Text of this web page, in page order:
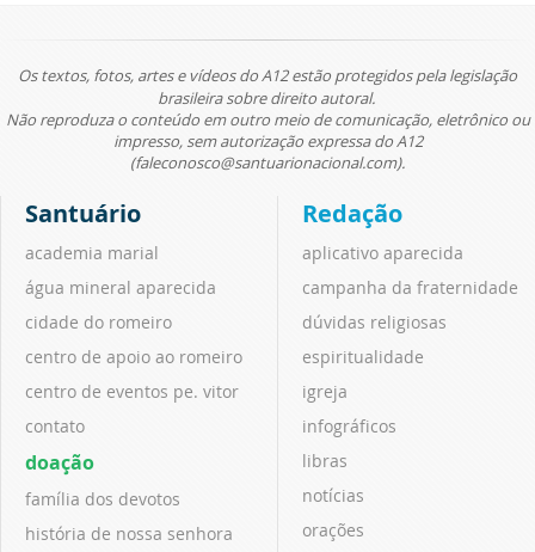
Os textos, fotos, artes e vídeos do A12 estão protegidos pela legislação
brasileira sobre direito autoral.
Não reproduza o conteúdo em outro meio de comunicação, eletrônico ou
impresso, sem autorização expressa do A12
(faleconosco@santuarionacional.com).
Santuário
academia marial
água mineral aparecida
cidade do romeiro
centro de apoio ao romeiro
centro de eventos pe. vitor
contato
doação
família dos devotos
história de nossa senhora
Redação
aplicativo aparecida
campanha da fraternidade
dúvidas religiosas
espiritualidade
igreja
infográficos
libras
notícias
orações